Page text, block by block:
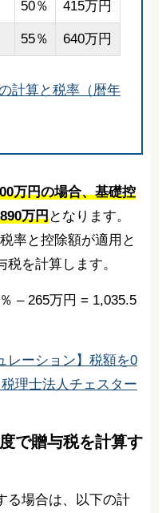
50％ 415万円
55％ 640万円
計算と税率（暦年
万円の場合、基礎控
万円となります。
率と控除額が適用と
を計算します。
– 265万円 = 1,035.5
レーション】税額を0
理士法人チェスター
で贈与税を計算す
る場合は、以下の計